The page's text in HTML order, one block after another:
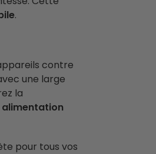
.
contre
une large
la
alimentation
pour tous vos